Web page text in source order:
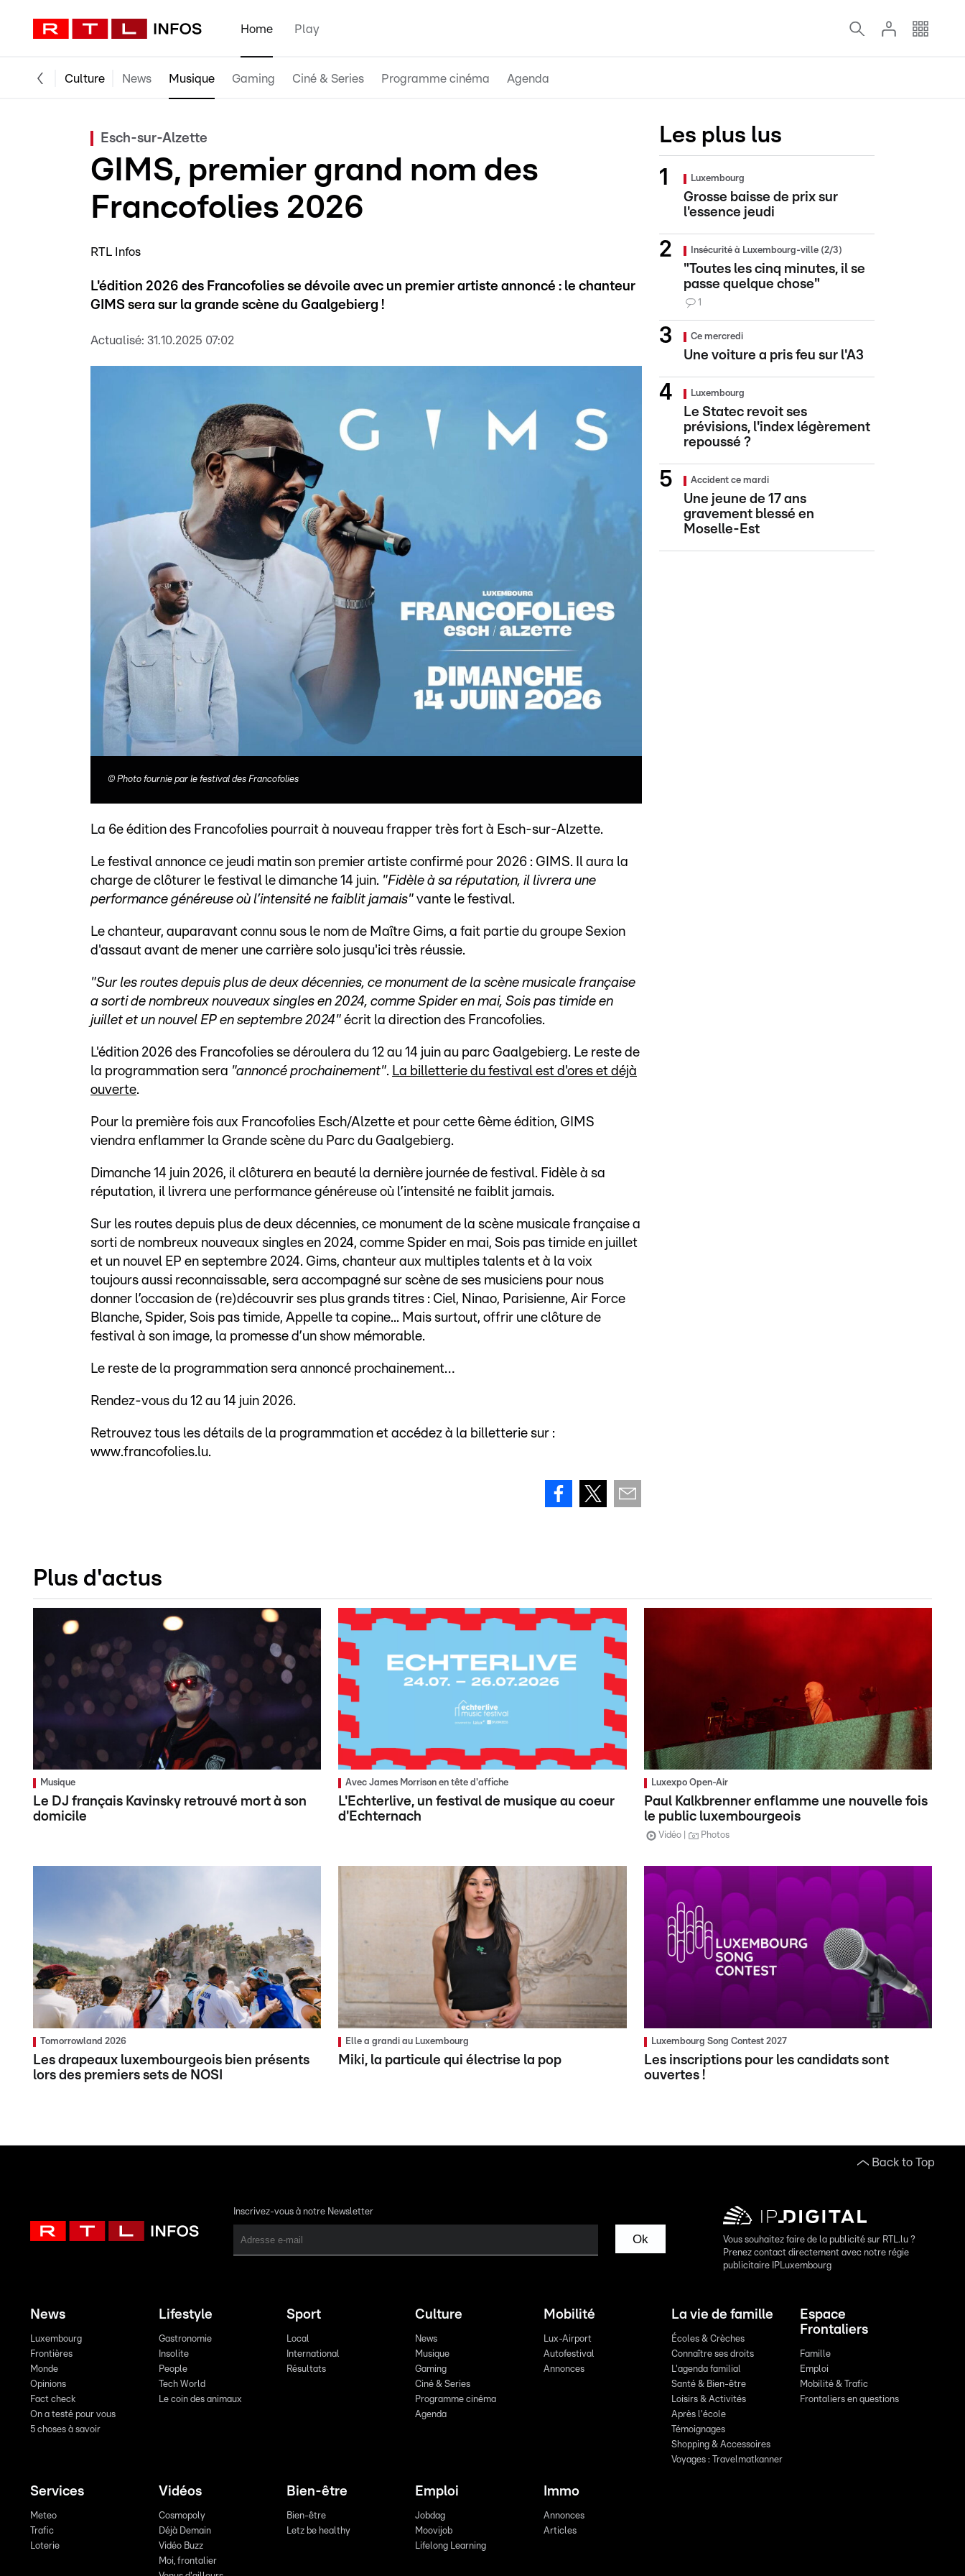
Home Play
Culture News Musique Gaming Ciné & Series Programme cinéma Agenda
Esch-sur-Alzette
GIMS, premier grand nom des
Francofolies 2026
RTL Infos
L'édition 2026 des Francofolies se dévoile avec un premier artiste annoncé : le chanteur
GIMS sera sur la grande scène du Gaalgebierg !
Actualisé: 31.10.2025 07:02
© Photo fournie par le festival des Francofolies
La 6e édition des Francofolies pourrait à nouveau frapper très fort à Esch-sur-Alzette.
Le festival annonce ce jeudi matin son premier artiste confirmé pour 2026 : GIMS. Il aura la
charge de clôturer le festival le dimanche 14 juin. "Fidèle à sa réputation, il livrera une
performance généreuse où l’intensité ne faiblit jamais" vante le festival.
Le chanteur, auparavant connu sous le nom de Maître Gims, a fait partie du groupe Sexion
d'assaut avant de mener une carrière solo jusqu'ici très réussie.
"Sur les routes depuis plus de deux décennies, ce monument de la scène musicale française
a sorti de nombreux nouveaux singles en 2024, comme Spider en mai, Sois pas timide en
juillet et un nouvel EP en septembre 2024" écrit la direction des Francofolies.
L'édition 2026 des Francofolies se déroulera du 12 au 14 juin au parc Gaalgebierg. Le reste de
la programmation sera "annoncé prochainement". La billetterie du festival est d'ores et déjà
ouverte.
Pour la première fois aux Francofolies Esch/Alzette et pour cette 6ème édition, GIMS
viendra enflammer la Grande scène du Parc du Gaalgebierg.
Dimanche 14 juin 2026, il clôturera en beauté la dernière journée de festival. Fidèle à sa
réputation, il livrera une performance généreuse où l’intensité ne faiblit jamais.
Sur les routes depuis plus de deux décennies, ce monument de la scène musicale française a
sorti de nombreux nouveaux singles en 2024, comme Spider en mai, Sois pas timide en juillet
et un nouvel EP en septembre 2024. Gims, chanteur aux multiples talents et à la voix
toujours aussi reconnaissable, sera accompagné sur scène de ses musiciens pour nous
donner l’occasion de (re)découvrir ses plus grands titres : Ciel, Ninao, Parisienne, Air Force
Blanche, Spider, Sois pas timide, Appelle ta copine... Mais surtout, offrir une clôture de
festival à son image, la promesse d’un show mémorable.
Le reste de la programmation sera annoncé prochainement…
Rendez-vous du 12 au 14 juin 2026.
Retrouvez tous les détails de la programmation et accédez à la billetterie sur :
www.francofolies.lu.
Les plus lus
Luxembourg
Grosse baisse de prix sur
l'essence jeudi
Insécurité à Luxembourg-ville (2/3)
"Toutes les cinq minutes, il se
passe quelque chose"
1
Ce mercredi
Une voiture a pris feu sur l'A3
Luxembourg
Le Statec revoit ses
prévisions, l'index légèrement
repoussé ?
Accident ce mardi
Une jeune de 17 ans
gravement blessé en
Moselle-Est
Plus d'actus
Musique
Le DJ français Kavinsky retrouvé mort à son
domicile
Avec James Morrison en tête d'affiche
L'Echterlive, un festival de musique au coeur
d'Echternach
Luxexpo Open-Air
Paul Kalkbrenner enflamme une nouvelle fois
le public luxembourgeois
Vidéo Photos
Tomorrowland 2026
Les drapeaux luxembourgeois bien présents
lors des premiers sets de NOSI
Elle a grandi au Luxembourg
Miki, la particule qui électrise la pop
Luxembourg Song Contest 2027
Les inscriptions pour les candidats sont
ouvertes !
Back to Top
Inscrivez-vous à notre Newsletter
Ok
Vous souhaitez faire de la publicité sur RTL.lu ?
Prenez contact directement avec notre régie
publicitaire IPLuxembourg
News
Luxembourg
Frontières
Monde
Opinions
Fact check
On a testé pour vous
5 choses à savoir
Lifestyle
Gastronomie
Insolite
People
Tech World
Le coin des animaux
Sport
Local
International
Résultats
Culture
News
Musique
Gaming
Ciné & Series
Programme cinéma
Agenda
Mobilité
Lux-Airport
Autofestival
Annonces
La vie de famille
Écoles & Crèches
Connaître ses droits
L'agenda familial
Santé & Bien-être
Loisirs & Activités
Après l'école
Témoignages
Shopping & Accessoires
Voyages : Travelmatkanner
Espace
Frontaliers
Famille
Emploi
Mobilité & Trafic
Frontaliers en questions
Services
Meteo
Trafic
Loterie
Vidéos
Cosmopoly
Déjà Demain
Vidéo Buzz
Moi, frontalier
Bien-être
Bien-être
Letz be healthy
Emploi
Jobdag
Moovijob
Lifelong Learning
Immo
Annonces
Articles